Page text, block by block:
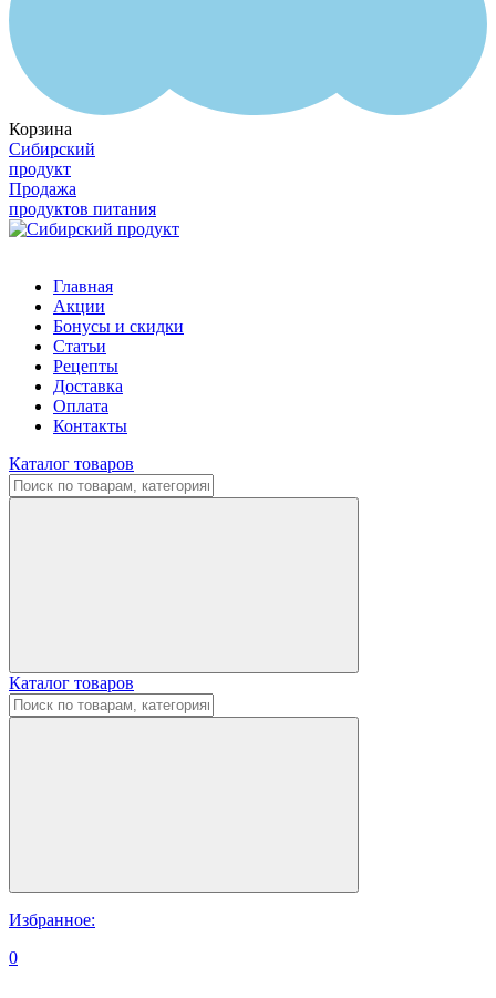
Корзина
Сибирский
продукт
Продажа
продуктов питания
Главная
Акции
Бонусы и скидки
Статьи
Рецепты
Доставка
Оплата
Контакты
Каталог товаров
Каталог товаров
Избранное:
0